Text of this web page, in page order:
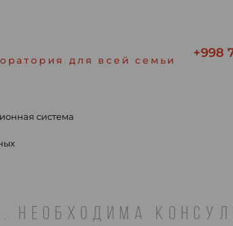
для всей семьи +998
система
НЕОБХОДИМА